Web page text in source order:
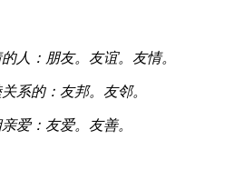
人：朋友。友谊。友情。
系的：友邦。友邻。
爱：友爱。友善。